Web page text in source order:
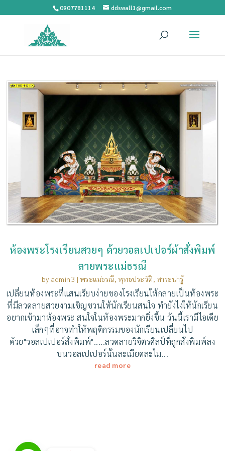
0907781114 ddswall1@gmail.com
ห้องพระโรงเรียนสวยๆ ด้วยวอลเปเปอร์ผ้าสั่งพิมพ์
ลายพระแม่ธรณี
by admin3 | พระแม่ธรณี, พุทธประวัติ, สาระน่ารู้
เปลี่ยนห้องพระที่แสนเรียบง่ายของโรงเรียนให้กลายเป็นห้องพระ
ที่มีลวดลายสวยงามเชิญชวนให้นักเรียนสนใจ ทำยังไงให้นักเรียน
อยากเข้ามาห้องพระ สนใจในห้องพระมากยิ่งขึ้น วันนี้เรามีไอเดีย
เล็กๆที่อาจทำให้พฤติกรรมของนักเรียนเปลี่ยนไป
ด้วย"วอลเปเปอร์สั่งพิมพ์".....ลวดลายวิจิตรศิลป์ที่ถูกสั่งพิมพ์ลง
บนวอลเปเปอร์นั้นละเมียดละไม...
read more